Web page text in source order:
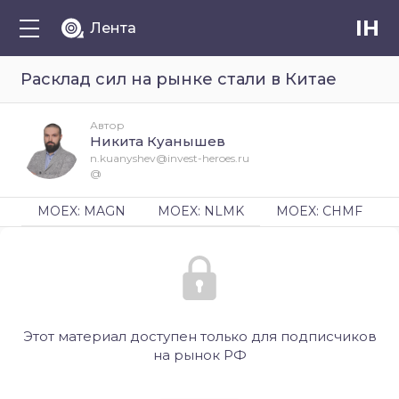
Лента IH
Расклад сил на рынке стали в Китае
Этот материал доступен только для подписчиков
на рынок РФ
Автор
Никита Куанышев
n.kuanyshev@invest-heroes.ru
@
MOEX: MAGN MOEX: NLMK MOEX: CHMF